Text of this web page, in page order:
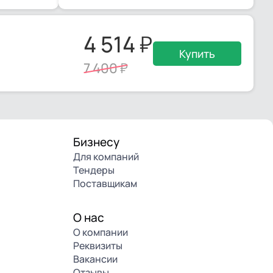
4 514
7 400
Купить
Бизнесу
Для компаний
Тендеры
Поставщикам
О нас
О компании
Реквизиты
Вакансии